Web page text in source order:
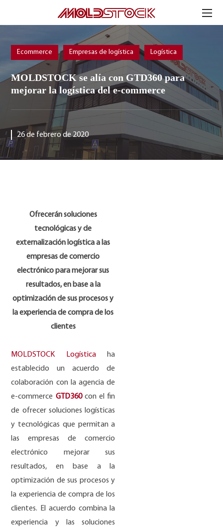
Ecommerce Empresas de logística Logística
MOLDSTOCK se alía con GTD360 para
mejorar la logística del e-commerce
26 de febrero de 2020
Ofrecerán soluciones
tecnológicas y de
externalización logística a las
empresas de comercio
electrónico para mejorar sus
resultados, en base a la
optimización de sus procesos y
la experiencia de compra de los
clientes
MOLDSTOCK Logística
ha
establecido un acuerdo de
colaboración con la agencia de
e-commerce GTD360 con el fin
de ofrecer soluciones logísticas
y tecnológicas que permitan a
las empresas de comercio
electrónico mejorar sus
resultados, en base a la
optimización de sus procesos y
la experiencia de compra de los
clientes. El acuerdo combina la
experiencia y las soluciones